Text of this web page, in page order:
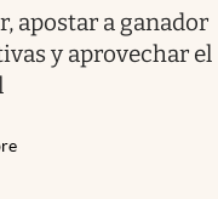
apostar a ganador
y aprovechar el